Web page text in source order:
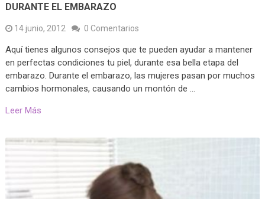
DURANTE EL EMBARAZO
14 junio, 2012 0 Comentarios
Aquí tienes algunos consejos que te pueden ayudar a mantener
en perfectas condiciones tu piel, durante esa bella etapa del
embarazo. Durante el embarazo, las mujeres pasan por muchos
cambios hormonales, causando un montón de …
Leer Más